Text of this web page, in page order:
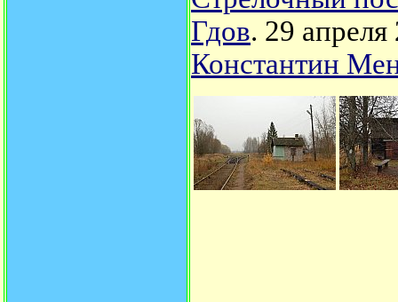
Гдов. 29
Константин